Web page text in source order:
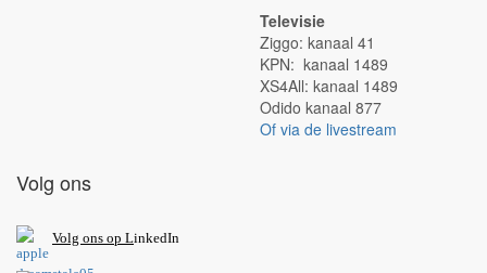
Televisie
Ziggo: kanaal 41
KPN: kanaal 1489
XS4All: kanaal 1489
Odido kanaal 877
Of via de livestream
Volg ons
Volg ons op LinkedIn